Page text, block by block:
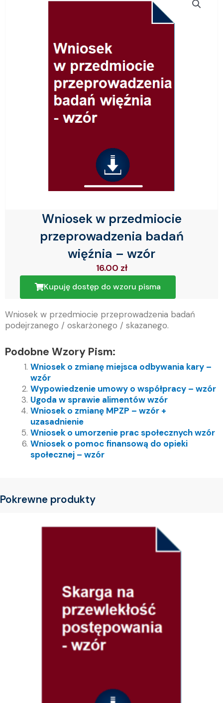
Wniosek w przedmiocie
przeprowadzenia badań
więźnia – wzór
16.00 zł
Kupuję dostęp do wzoru pisma
Wniosek w przedmiocie przeprowadzenia badań
podejrzanego / oskarżonego / skazanego.
Podobne Wzory Pism:
Wniosek o zmianę miejsca odbywania kary –
wzór
Wypowiedzenie umowy o współpracy – wzór
Ugoda w sprawie alimentów wzór
Wniosek o zmianę MPZP – wzór +
uzasadnienie
Wniosek o umorzenie prac społecznych wzór
Wniosek o pomoc finansową do opieki
społecznej – wzór
Pokrewne produkty